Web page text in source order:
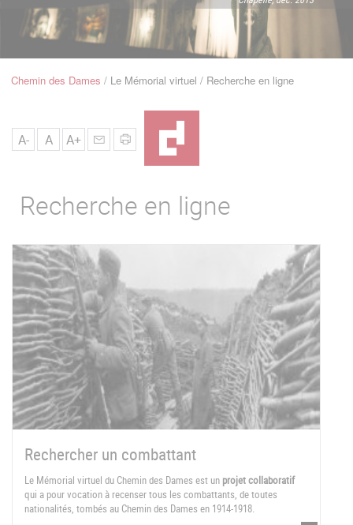
Navigation
Fil
Chemin des Dames Le Mémorial virtuel Recherche en ligne
A- A A+
Recherche en ligne
Rechercher un combattant
Le Mémorial virtuel du Chemin des Dames est un projet collaboratif
qui a pour vocation à recenser tous les combattants, de toutes
nationalités, tombés au Chemin des Dames en 1914-1918.